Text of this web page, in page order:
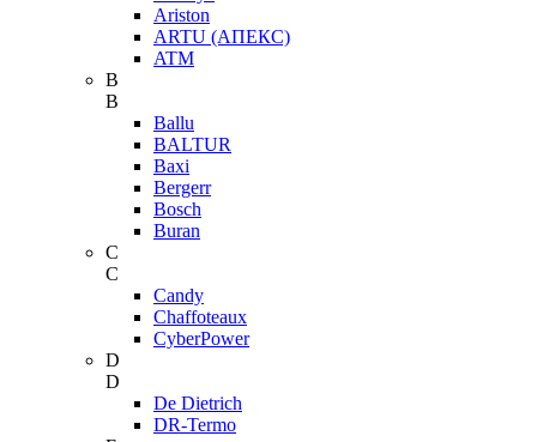
Ariston
ARTU (АПЕКС)
ATM
B
B
Ballu
BALTUR
Baxi
Bergerr
Bosch
Buran
C
C
Candy
Chaffoteaux
CyberPower
D
D
De Dietrich
DR-Termo